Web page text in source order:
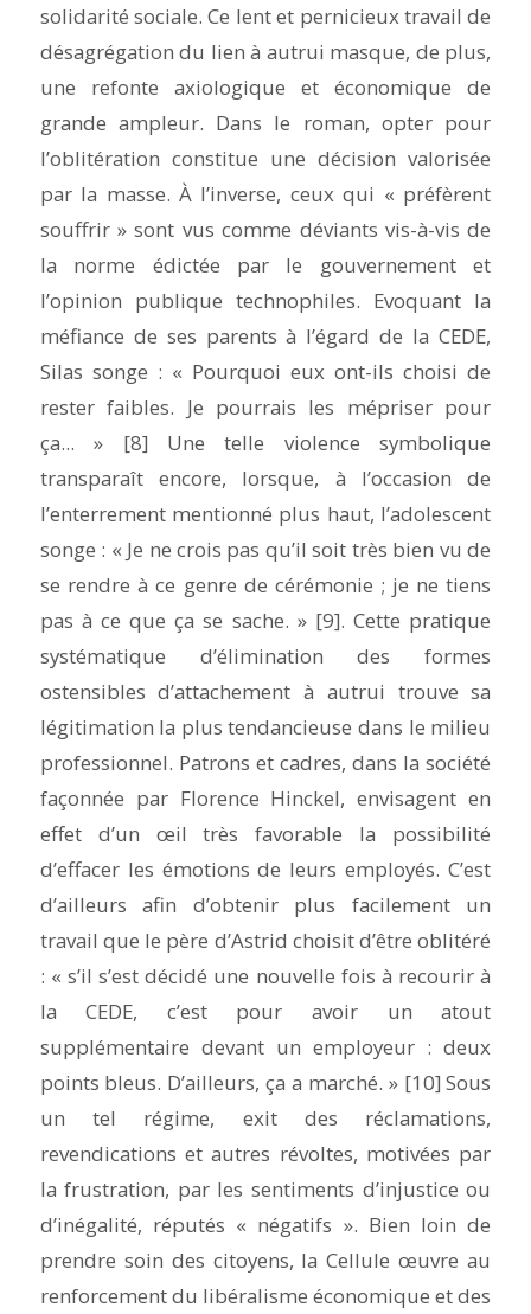
solidarité sociale. Ce lent et pernicieux travail de
désagrégation du lien à autrui masque, de plus,
une refonte axiologique et économique de
grande ampleur. Dans le roman, opter pour
l’oblitération constitue une décision valorisée
par la masse. À l’inverse, ceux qui « préfèrent
souffrir » sont vus comme déviants vis-à-vis de
la norme édictée par le gouvernement et
l’opinion publique technophiles. Evoquant la
méfiance de ses parents à l’égard de la CEDE,
Silas songe : « Pourquoi eux ont-ils choisi de
rester faibles. Je pourrais les mépriser pour
ça... » [8] Une telle violence symbolique
transparaît encore, lorsque, à l’occasion de
l’enterrement mentionné plus haut, l’adolescent
songe : « Je ne crois pas qu’il soit très bien vu de
se rendre à ce genre de cérémonie ; je ne tiens
pas à ce que ça se sache. » [9]. Cette pratique
systématique d’élimination des formes
ostensibles d’attachement à autrui trouve sa
légitimation la plus tendancieuse dans le milieu
professionnel. Patrons et cadres, dans la société
façonnée par Florence Hinckel, envisagent en
effet d’un œil très favorable la possibilité
d’effacer les émotions de leurs employés. C’est
d’ailleurs afin d’obtenir plus facilement un
travail que le père d’Astrid choisit d’être oblitéré
: « s’il s’est décidé une nouvelle fois à recourir à
la CEDE, c’est pour avoir un atout
supplémentaire devant un employeur : deux
points bleus. D’ailleurs, ça a marché. » [10] Sous
un tel régime, exitdes réclamations,
revendications et autres révoltes, motivées par
la frustration, par les sentiments d’injustice ou
d’inégalité, réputés « négatifs ». Bien loin de
prendre soin des citoyens, la Cellule œuvre au
renforcement du libéralisme économique et des